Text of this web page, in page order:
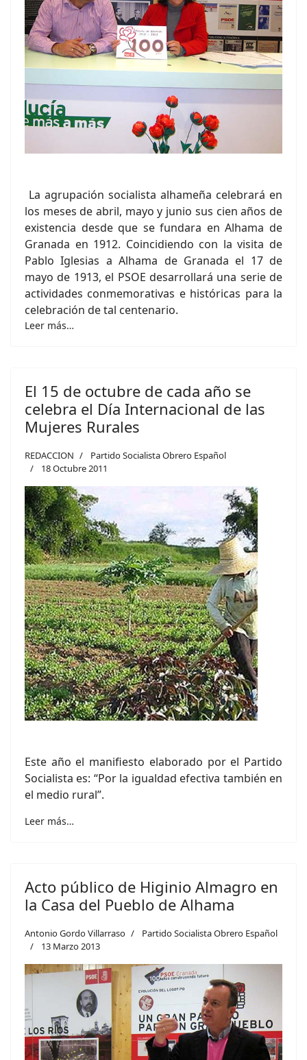
La agrupación socialista alhameña celebrará en
los meses de abril, mayo y junio sus cien años de
existencia desde que se fundara en Alhama de
Granada en 1912. Coincidiendo con la visita de
Pablo Iglesias a Alhama de Granada el 17 de
mayo de 1913, el PSOE desarrollará una serie de
actividades conmemorativas e históricas para la
celebración de tal centenario.
Leer más…
El 15 de octubre de cada año se
celebra el Día Internacional de las
Mujeres Rurales
REDACCION
Partido Socialista Obrero Español
18 Octubre 2011
Este año el manifiesto elaborado por el Partido
Socialista es: “Por la igualdad efectiva también en
el medio rural”.
Leer más…
Acto público de Higinio Almagro en
la Casa del Pueblo de Alhama
Antonio Gordo Villarraso
Partido Socialista Obrero Español
13 Marzo 2013